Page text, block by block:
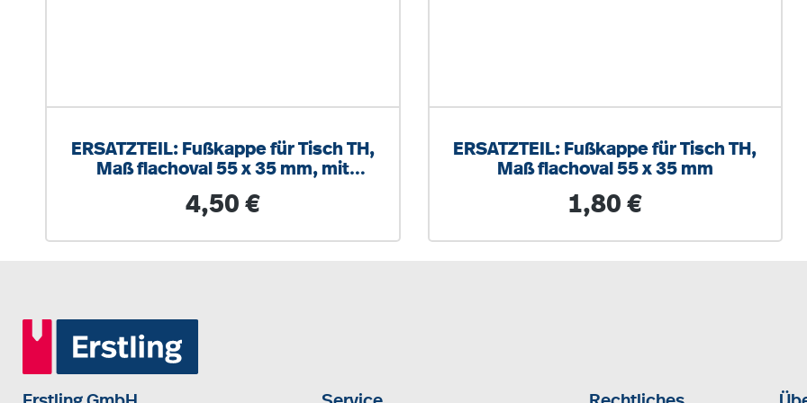
ERSATZTEIL: Fußkappe für Tisch TH,
Maß flachoval 55 x 35 mm, mit
Regulärer Preis:
4,50 €
ERSATZTEIL: Fußkappe für Tisch TH,
Maß flachoval 55 x 35 mm
Regulärer Preis:
1,80 €